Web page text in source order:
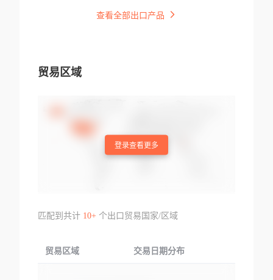
查看全部出口产品
贸易区域
登录查看更多
匹配到共计 10+个出口贸易国家/区域
贸易区域 交易日期分布